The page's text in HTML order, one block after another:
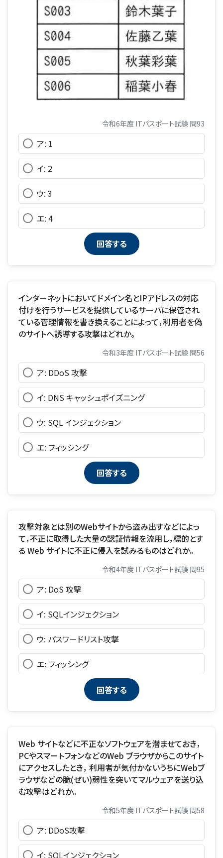
令和6年度 ITパスポート試験 問93
ア: 1
イ: 2
ウ: 3
エ: 4
インターネットにおいてドメイン名とIPアドレスの対応
付けを行うサービスを提供しているサーバに保管され
ている管理情報を書き換えることによって，利用者を偽
のサイトへ誘導する攻撃はどれか。
令和3年度 ITパスポート試験 問56
ア: DDoS 攻撃
イ: DNS キャッシュポイズニング
ウ: SQL インジェクション
エ: フィッシング
攻撃対象とは別のWebサイトから盗み出すなどによっ
て，不正に取得した大量の認証情報を流用し，標的とす
る Web サイトに不正に侵入を試みるものはどれか。
令和4年度 ITパスポート試験 問95
ア: DoS 攻撃
イ: SQLインジェクション
ウ: パスワードリスト攻撃
エ: フィッシング
Web サイトなどに不正なソフトウェアを潜ませておき，
PCやスマートフォンなどのWeb ブラウザからこのサイト
にアクセスしたとき， 利用者が気付かないうちにWebブ
ラウザなどの脆(ぜい)弱性を突いてマルウェアを送り込
む攻撃はどれか。
令和5年度 ITパスポート試験 問58
ア: DDoS攻撃
イ: SQLインジェクション